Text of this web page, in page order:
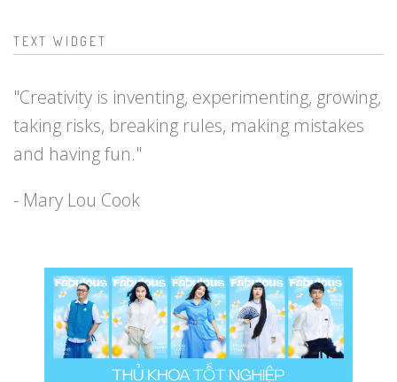
TEXT WIDGET
"Creativity is inventing, experimenting, growing,
taking risks, breaking rules, making mistakes
and having fun."
- Mary Lou Cook